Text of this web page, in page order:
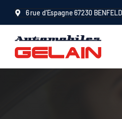
Passer
contenu
6 rue d’Espagne 67230 BENFELD